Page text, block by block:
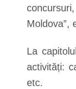
Moldova”,
La
activități:
etc.